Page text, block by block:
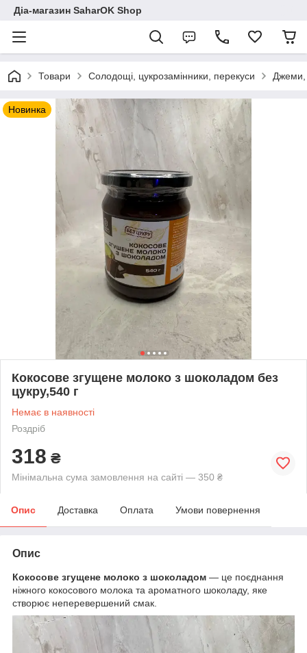
Діа-магазин SaharOK Shop
Товари Солодощі, цукрозамінники, перекуси Джеми,
Новинка
Кокосове згущене молоко з шоколадом без
цукру,540 г
Немає в наявності
Роздріб
318 ₴
Мінімальна сума замовлення на сайті — 350 ₴
Опис Доставка Оплата Умови повернення
Опис
Кокосове згущене молоко з шоколадом — це поєднання
ніжного кокосового молока та ароматного шоколаду, яке
створює неперевершений смак.